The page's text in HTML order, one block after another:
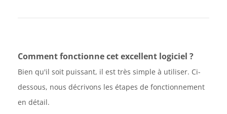
Comment fonctionne cet excellent logiciel ?
Bien qu'il soit puissant, il est très simple à utiliser. Ci-
dessous, nous décrivons les étapes de fonctionnement
en détail.